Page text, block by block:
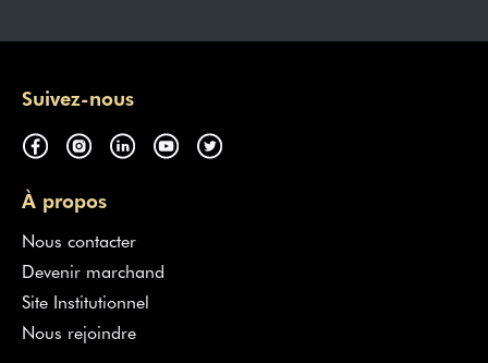
Suivez-nous
À propos
Nous contacter
Devenir marchand
Site Institutionnel
Nous rejoindre